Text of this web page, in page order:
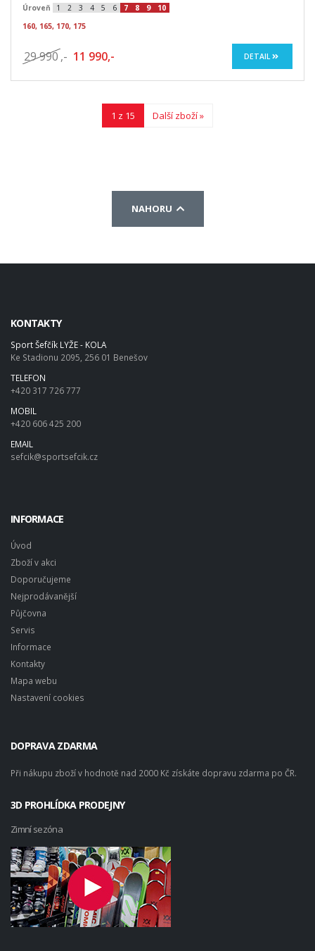
Úroveň
1 2 3 4 5 6 7 8 9
10
160, 165, 170, 175
29 990 ,- 11 990,- DETAIL
1 z 15 Další zboží »
NAHORU
KONTAKTY
Sport Šefčík LYŽE - KOLA
Ke Stadionu 2095, 256 01 Benešov
TELEFON
+420 317 726 777
MOBIL
+420 606 425 200
EMAIL
sefcik@sportsefcik.cz
INFORMACE
Úvod
Zboží v akci
Doporučujeme
Nejprodávanější
Půjčovna
Servis
Informace
Kontakty
Mapa webu
Nastavení cookies
DOPRAVA ZDARMA
Při nákupu zboží v hodnotě nad 2000 Kč získáte dopravu zdarma po ČR.
3D PROHLÍDKA PRODEJNY
Zimní sezóna